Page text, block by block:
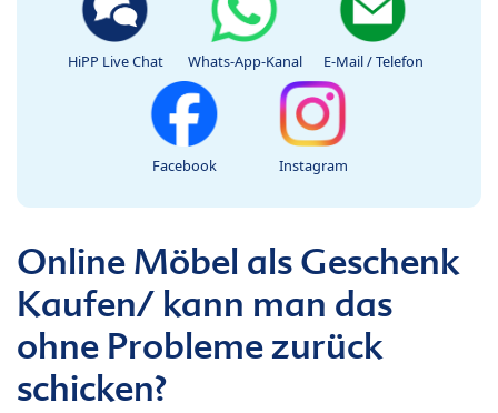
HiPP Live Chat Whats-App-Kanal E-Mail / Telefon
Facebook Instagram
Online Möbel als Geschenk
Kaufen/ kann man das
ohne Probleme zurück
schicken?